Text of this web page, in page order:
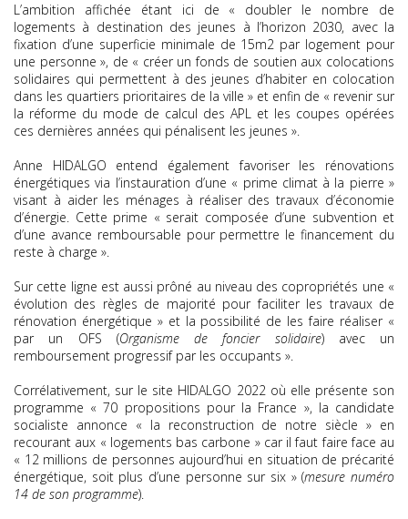
L’ambition affichée étant ici de « doubler le nombre de
logements à destination des jeunes à l’horizon 2030, avec la
fixation d’une superficie minimale de 15m2 par logement pour
une personne », de « créer un fonds de soutien aux colocations
solidaires qui permettent à des jeunes d’habiter en colocation
dans les quartiers prioritaires de la ville » et enfin de « revenir sur
la réforme du mode de calcul des APL et les coupes opérées
ces dernières années qui pénalisent les jeunes ».
Anne HIDALGO entend également favoriser les rénovations
énergétiques via l’instauration d’une « prime climat à la pierre »
visant à aider les ménages à réaliser des travaux d’économie
d’énergie. Cette prime « serait composée d’une subvention et
d’une avance remboursable pour permettre le financement du
reste à charge ».
Sur cette ligne est aussi prôné au niveau des copropriétés une «
évolution des règles de majorité pour faciliter les travaux de
rénovation énergétique » et la possibilité de les faire réaliser «
par un OFS (Organisme de foncier solidaire) avec un
remboursement progressif par les occupants ».
Corrélativement, sur le site HIDALGO 2022 où elle présente son
programme « 70 propositions pour la France », la candidate
socialiste annonce « la reconstruction de notre siècle » en
recourant aux « logements bas carbone » car il faut faire face au
« 12 millions de personnes aujourd’hui en situation de précarité
énergétique, soit plus d’une personne sur six » (mesure numéro
14 de son programme).